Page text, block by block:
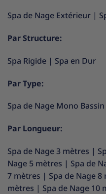
Spa de Nage Extérieur |
Par Structure:
Spa Rigide | Spa en Dur
Par Type:
Spa de Nage Mono Bassin
Par Longueur:
Spa de Nage 3 mètres |
Nage 5 mètres | Spa de
7 mètres | Spa de Nage 8
mètres | Spa de Nage 10